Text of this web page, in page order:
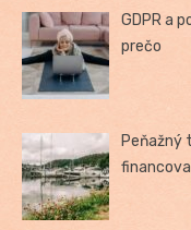
GDPR a
prečo
Peňažný